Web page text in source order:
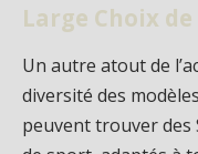
Large Choix
Un autre atout de
diversité des
peuvent trouver des